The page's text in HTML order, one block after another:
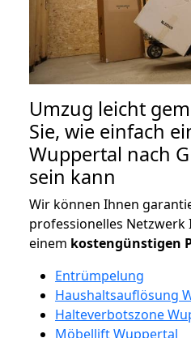
Umzug leicht
Sie, wie einfach
Wuppertal nach
sein kann
Wir können Ihnen
professionelles Netzwerk
einem kostengünstigen
Entrümpelung
Haushaltsauflösung
Halteverbotszone
Möbellift Wuppertal